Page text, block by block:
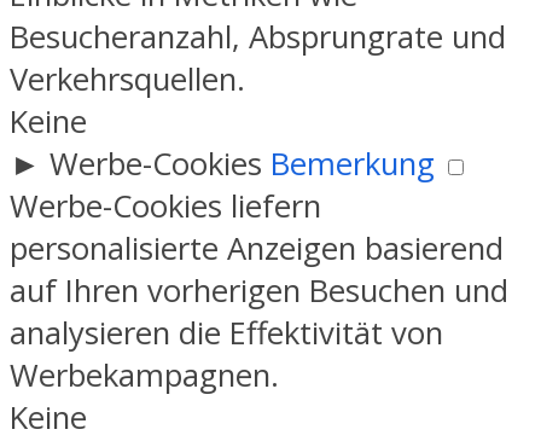
Besucheranzahl, Absprungrate und
Verkehrsquellen.
Keine
► Werbe-Cookies Bemerkung
Werbe-Cookies liefern
personalisierte Anzeigen basierend
auf Ihren vorherigen Besuchen und
analysieren die Effektivität von
Werbekampagnen.
Keine